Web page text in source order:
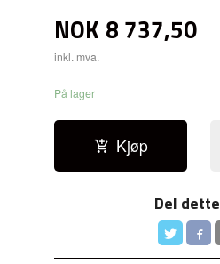
NOK 8 737,50
inkl. mva.
På lager
Kjøp
Del dette